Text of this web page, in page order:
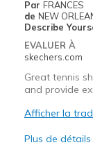
Par FRANCES
de NEW
Describe
EVALUER À
skechers.com
Great tennis
and provide
Afficher la
Plus de détails